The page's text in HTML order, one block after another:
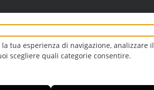
tua esperienza di navigazione, analizzare il
scegliere quali categorie consentire.